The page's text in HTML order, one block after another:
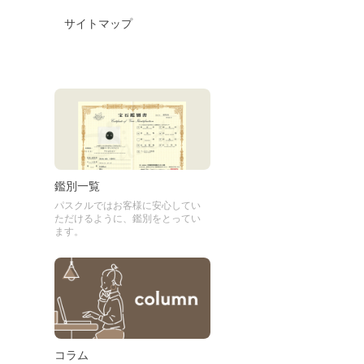
サイトマップ
鑑別一覧
パスクルではお客様に安心してい
ただけるように、鑑別をとってい
ます。
コラム